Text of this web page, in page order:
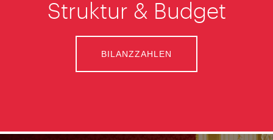
Struktur & Budget
BILANZZAHLEN